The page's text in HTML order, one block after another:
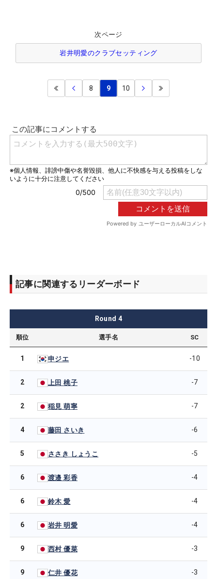
次ページ
岩井明愛のクラブセッティング
8 9 10
記事に関連するリーダーボード
Round 4
順位 選手名 SC
1 申ジエ -10
2 上田 桃子 -7
2 稲見 萌寧 -7
4 藤田 さいき -6
5 ささき しょうこ -5
6 渡邉 彩香 -4
6 鈴木 愛 -4
6 岩井 明愛 -4
9 西村 優菜 -3
9 仁井 優花 -3